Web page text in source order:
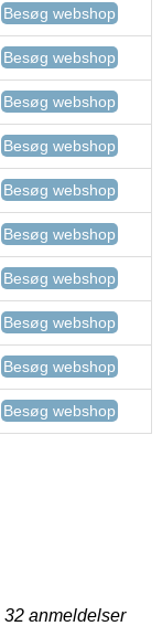
Besøg webshop
Besøg webshop
Besøg webshop
Besøg webshop
Besøg webshop
Besøg webshop
Besøg webshop
Besøg webshop
Besøg webshop
Besøg webshop
32 anmeldelser